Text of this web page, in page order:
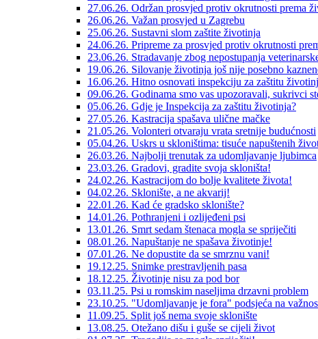
27.06.26. Održan prosvjed protiv okrutnosti prema
26.06.26. Važan prosvjed u Zagrebu
25.06.26. Sustavni slom zaštite životinja
24.06.26. Pripreme za prosvjed protiv okrutnosti
23.06.26. Stradavanje zbog nepostupanja
19.06.26. Silovanje životinja još nije posebno
16.06.26. Hitno osnovati inspekciju za zaštitu
09.06.26. Godinama smo vas upozoravali, sukrivci
05.06.26. Gdje je Inspekcija za zaštitu životinja?
27.05.26. Kastracija spašava ulične mačke
21.05.26. Volonteri otvaraju vrata sretnije budućnosti
05.04.26. Uskrs u skloništima: tisuće napuštenih
26.03.26. Najbolji trenutak za udomljavanje ljubimca
23.03.26. Gradovi, gradite svoja skloništa!
24.02.26. Kastracijom do bolje kvalitete života!
04.02.26. Sklonište, a ne akvarij!
22.01.26. Kad će gradsko sklonište?
14.01.26. Pothranjeni i ozlijeđeni psi
13.01.26. Smrt sedam štenaca mogla se spriječiti
08.01.26. Napuštanje ne spašava životinje!
07.01.26. Ne dopustite da se smrznu vani!
19.12.25. Snimke prestravljenih pasa
18.12.25. Životinje nisu za pod bor
03.11.25. Psi u romskim naseljima drzavni problem
23.10.25. "Udomljavanje je fora" podsjeća na
11.09.25. Split još nema svoje sklonište
13.08.25. Otežano dišu i guše se cijeli život